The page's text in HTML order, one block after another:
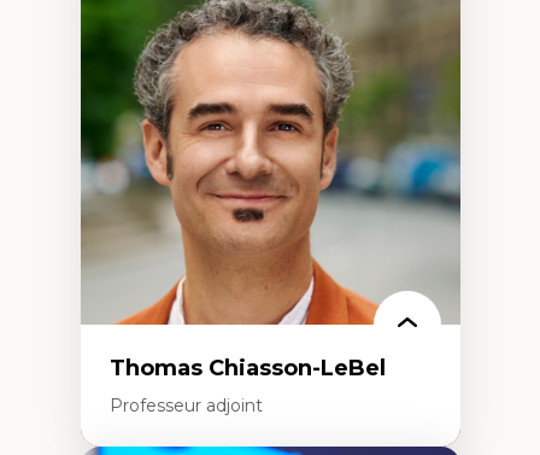
Économie circulaire
Modèles d’affaires durables
Histoire des faits économiques
Gestion durable des ressources naturelles
Écologie industrielle
Aménagement durable du territoire
Développement régional
Coopératives
Télétravail en milieu rural francophone
Transition socio-écologique
Thomas Chiasson-LeBel
Professeur adjoint